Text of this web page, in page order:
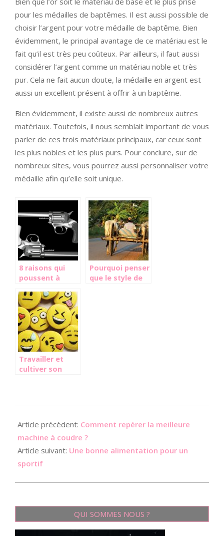
pour les médailles de baptêmes. Il est aussi possible de
choisir l’argent pour votre médaille de baptême. Bien
évidemment, le principal avantage de ce matériau est le
fait qu’il est très peu coûteux. Par ailleurs, il faut aussi
considérer l’argent comme un matériau noble et très
pur. Cela ne fait aucun doute, la médaille en argent est
aussi un excellent présent à offrir à un baptême.
Bien évidemment, il existe aussi de nombreux autres
matériaux. Toutefois, il nous semblait important de vous
parler de ces trois matériaux principaux, car ceux sont
les plus nobles et les plus purs. Pour conclure, sur de
nombreux sites, vous pourrez aussi personnaliser votre
médaille afin qu’elle soit unique.
8 raisons qui
poussent à
coffre-fort
arme !
Pourquoi penser
que le style de
Travailler et
cultiver son
02-
18
Article précèdent: Comment repérer la meilleure
machine à coudre ?
Article suivant: Une bonne alimentation pour un
sportif
QUI SOMMES NOUS ?